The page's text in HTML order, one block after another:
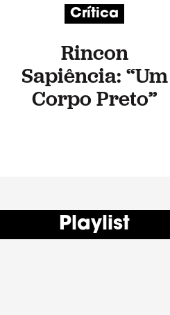
Crítica
Rincon
Sapiência: “Um
Corpo Preto”
Playlist